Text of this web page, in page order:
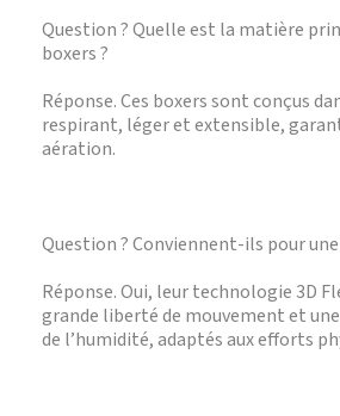
Question ? Quelle est la matière
boxers ?
Réponse. Ces boxers sont conçus
respirant, léger et extensible,
aération.
Question ? Conviennent-ils pour
Réponse. Oui, leur technologie 3D
grande liberté de mouvement et
de l’humidité, adaptés aux efforts